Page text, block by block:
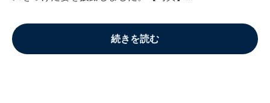
続きを読む